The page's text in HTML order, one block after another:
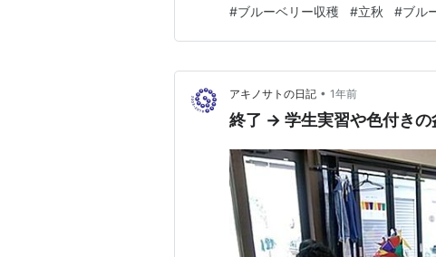
の摘み取り作業に行くので、収穫
#ブルーベリー収穫 #立秋 #ブル
アキノサトの日記 • 1年前
終了 → 学生実習や色付き